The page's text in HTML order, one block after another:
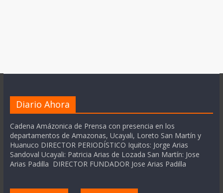
Diario Ahora
Cadena Amázonica de Prensa con presencia en los
departamentos de Amazonas, Ucayali, Loreto San Martín y
Huanuco DIRECTOR PERIODÍSTICO Iquitos: Jorge Arias
Sandoval Ucayali: Patricia Arias de Lozada San Martín: Jose
Arias Padilla DIRECTOR FUNDADOR Jose Arias Padilla